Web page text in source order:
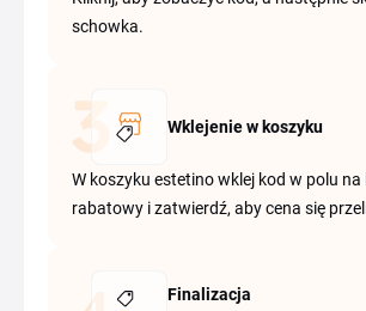
schowka.
Wklejenie w koszyku
W koszyku estetino wklej kod w polu na
rabatowy i zatwierdź, aby cena się
Finalizacja